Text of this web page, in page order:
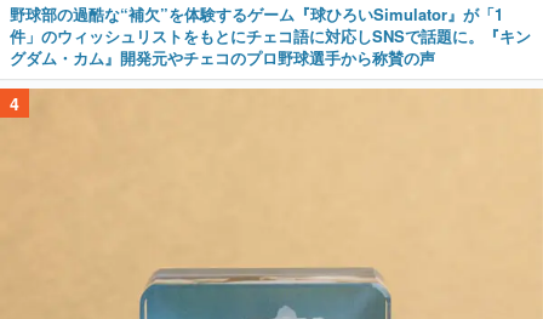
野球部の過酷な“補欠”を体験するゲーム『球ひろいSimulator』が「1
件」のウィッシュリストをもとにチェコ語に対応しSNSで話題に。『キン
グダム・カム』開発元やチェコのプロ野球選手から称賛の声
4